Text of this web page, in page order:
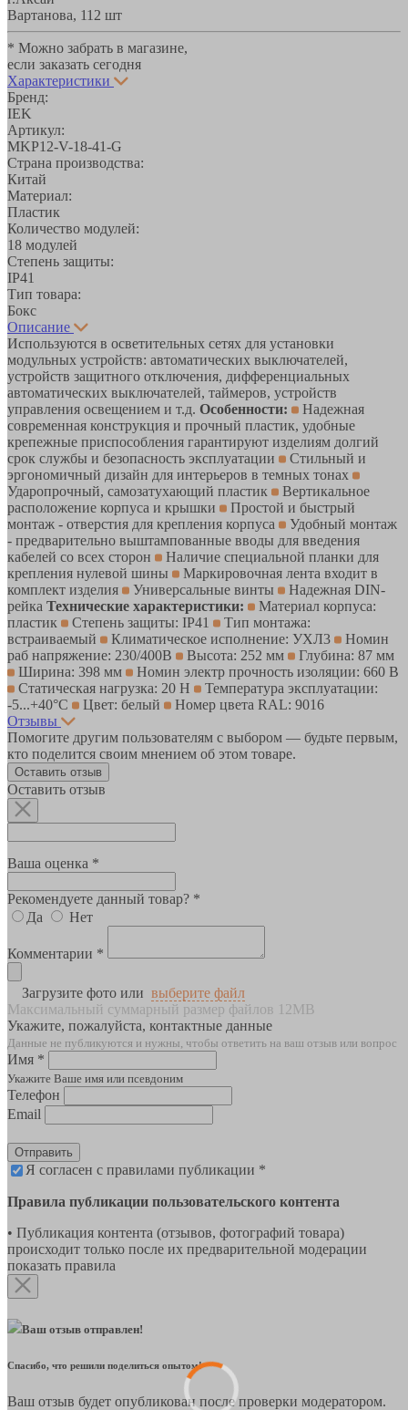
Вартанова, 11 2 шт
* Можно забрать в магазине,
если заказать сегодня
Характеристики
Бренд:
IEK
Артикул:
MKP12-V-18-41-G
Страна производства:
Китай
Материал:
Пластик
Количество модулей:
18 модулей
Степень защиты:
IP41
Тип товара:
Бокс
Описание
Используются в осветительных сетях для установки
модульных устройств: автоматических выключателей,
устройств защитного отключения, дифференциальных
автоматических выключателей, таймеров, устройств
управления освещением и т.д. Особенности:
Надежная
современная конструкция и прочный пластик, удобные
крепежные приспособления гарантируют изделиям долгий
срок службы и безопасность эксплуатации
Стильный и
эргономичный дизайн для интерьеров в темных тонах
Ударопрочный, самозатухающий пластик
Вертикальное
расположение корпуса и крышки
Простой и быстрый
монтаж - отверстия для крепления корпуса
Удобный монтаж
- предварительно выштампованные вводы для введения
кабелей со всех сторон
Наличие специальной планки для
крепления нулевой шины
Маркировочная лента входит в
комплект изделия
Универсальные винты
Надежная DIN-
рейка Технические характеристики:
Материал корпуса:
пластик
Степень защиты: IP41
Тип монтажа:
встраиваемый
Климатическое исполнение: УХЛ3
Номин
раб напряжение: 230/400В
Высота: 252 мм
Глубина: 87 мм
Ширина: 398 мм
Номин электр прочность изоляции: 660 В
Статическая нагрузка: 20 Н
Температура эксплуатации:
-5...+40°C
Цвет: белый
Номер цвета RAL: 9016
Отзывы
Помогите другим пользователям с выбором — будьте первым,
кто поделится своим мнением об этом товаре.
Оставить отзыв
Оставить отзыв
Ваша оценка *
Рекомендуете данный товар? *
Да
Нет
Комментарии *
Загрузите фото или выберите файл
Максимальный суммарный размер файлов 12MB
Укажите, пожалуйста, контактные данные
Данные не публикуются и нужны, чтобы ответить на ваш отзыв или вопрос
Имя *
Укажите Ваше имя или псевдоним
Телефон
Email
Отправить
Я согласен с правилами публикации *
Правила публикации пользовательского контента
• Публикация контента (отзывов, фотографий товара)
происходит только после их предварительной модерации
показать правила
Ваш отзыв отправлен!
Спасибо, что решили поделиться опытом!
Ваш отзыв будет опубликован после проверки модератором.